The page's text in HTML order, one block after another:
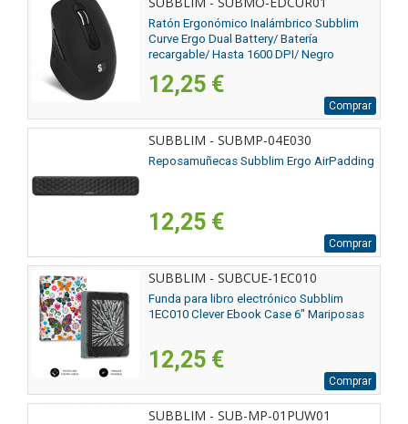
Ratón Ergonómico Inalámbrico Subblim
Curve Ergo Dual Battery/ Batería
recargable/ Hasta 1600 DPI/ Negro
12,25 €
Comprar
SUBBLIM - SUBMP-04E030
Reposamuñecas Subblim Ergo AirPadding
12,25 €
Comprar
SUBBLIM - SUBCUE-1EC010
Funda para libro electrónico Subblim
1EC010 Clever Ebook Case 6" Mariposas
12,25 €
Comprar
SUBBLIM - SUB-MP-01PUW01